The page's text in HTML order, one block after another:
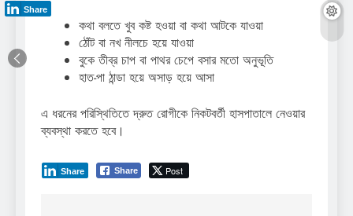
কথা বলতে খুব কষ্ট হওয়া বা কথা আটকে যাওয়া
ঠোঁট বা নখ নীলচে হয়ে যাওয়া
বুকে তীব্র চাপ বা পাথর চেপে বসার মতো অনুভূতি
হাত-পা ঠান্ডা হয়ে অসাড় হয়ে আসা
এ ধরনের পরিস্থিতিতে দ্রুত রোগীকে নিকটবর্তী হাসপাতালে নেওয়ার
ব্যবস্থা করতে হবে।
Share Post
Share
Share